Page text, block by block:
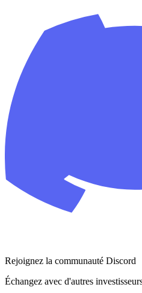
Rejoignez la communauté Discord
Échangez avec d'autres